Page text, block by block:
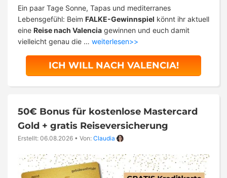
Ein paar Tage Sonne, Tapas und mediterranes
Lebensgefühl: Beim FALKE-Gewinnspiel könnt ihr aktuell
eine Reise nach Valencia gewinnen und euch damit
vielleicht genau die … weiterlesen>>
ICH WILL NACH VALENCIA!
50€ Bonus für kostenlose Mastercard
Gold + gratis Reiseversicherung
Erstellt: 06.08.2026 • Von: Claudia